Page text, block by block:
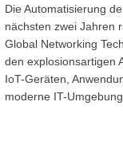
Die Automatisierung
nächsten zwei Jahren
Global Networking
den explosionsartigen
IoT-Geräten,
moderne IT-